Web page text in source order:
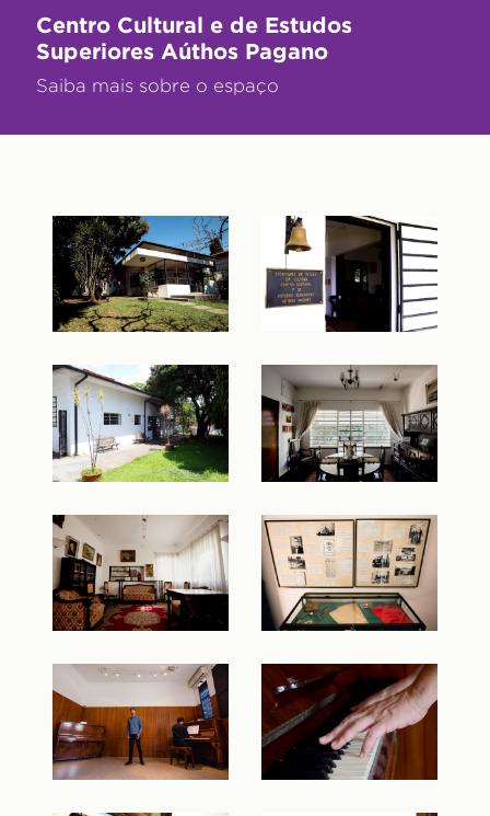
Centro Cultural e de Estudos
Superiores Aúthos Pagano
Saiba mais sobre o espaço